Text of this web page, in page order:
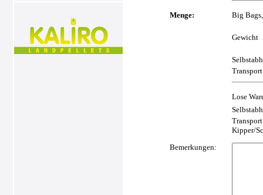
Menge: Big
Gewicht
Lose
Transport
Kipper/
Bemerkungen: